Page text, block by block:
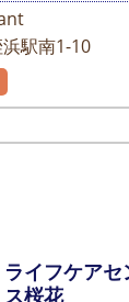
駅南1-10
イフケア
ス桜花